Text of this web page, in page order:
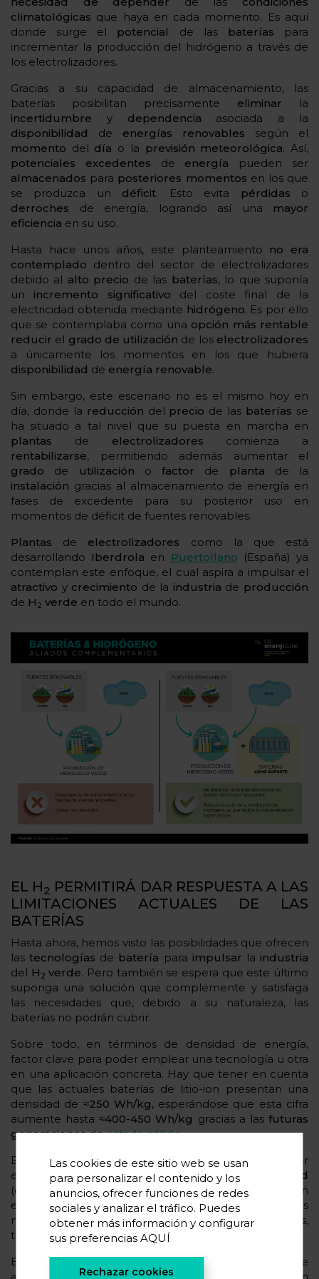
climatológicas que haya en cada momento. Es aquí
donde surge el potencial de las baterías para
incrementar la producción del hidrógeno a través de
los electrolizadores.
Gracias a su capacidad de almacenamiento, las
baterías posibilitan precisamente eliminar la
incertidumbre y dependencia asociada a la
disponibilidad
de energías renovables según el
momento del día o la previsión meteorológica. Así,
potenciales excedentes de energía pueden ser
almacenados para posteriores momentos en los que
se produzca un déficit. Esto evita pérdidas o
derroches de energía, logrando así una
mayor
eficiencia en su uso.
Hasta hace unos años, este planteamiento no era
contemplado dentro del sector de electrolizadores
debido al alto precio de las baterías, lo que suponía
un incremento significativo del coste final de la
electricidad obtenida mediante hidrógeno. Es por ello
que se contemplaba como una opción más rentable
reducir el grado de utilización de los electrolizadores
a únicamente los momentos en los que hubiera
disponibilidad de energía renovable.
Sin embargo, este escenario no es el mismo hoy en
día, donde la reducción del precio de las baterías se
ha situado a tal nivel que su puesta en marcha en
plantas de electrolizadores comienza a
rentabilizarse, permitiendo además aumentar el
grado de utilización o factor de planta de la
instalación gracias al almacenamiento de energía en
fases de excedente para su posterior uso en
momentos de déficit de fuentes renovables.
Plantas de electrolizadores como la que está
desarrollando Iberdrola en Puertollano (España) ya
contemplan este enfoque, el cual aspira a impulsar el
atractivo y crecimiento de la industria de producción
de H 2 verde en todo el mundo.
EL H2 PERMITIRÁ DAR RESPUESTA A LAS
LIMITACIONES ACTUALES DE LAS
BATERÍAS
Hasta ahora, hemos visto las posibilidades que ofrecen
lastecnologías de batería para impulsar la industria
del H 2 verde. Pero también se espera que este último
suponga una solución que complemente y satisfaga
las necesidades que, debido a su naturaleza, las
baterías no podrán cubrir.
Sobre todo, en términos de densidad de energía,
factor clave para poder emplear una tecnología u otra
en una aplicación concreta. Hay que tener en cuenta
que las actuales baterías de litio-ion presentan una
densidad de ≈250 Wh/kg, esperándose que esta cifra
aumente hasta ≈400-450 Wh/kg gracias a lasfuturas
generacionesdeestado sólido.
Estas cifras son suficientes para dar respuesta a, por
ejemplo, losretosque la pequeña electromovilidad
(como, por ejemplo, un coche) puede presentar. Sin
embargo, no son suficientes para satisfacer las
necesidades del transporte pesado (como camiones,
trenes, barcos y aviones).
Es aquí donde entran las posibilidades del H
, ya que
Las cookies de este sitio web se usan
para personalizar el contenido y los
anuncios, ofrecer funciones de redes
sociales y analizar el tráfico. Puedes
obtener más información y configurar
sus preferenciasAQUÍ
Rechazar cookies